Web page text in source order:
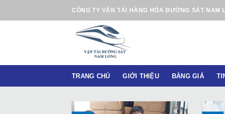
n
CÔNG TY VẬN TẢI HÀNG HÓA ĐƯỜNG SẮT NAM
TRANG CHỦ GIỚI THIỆU BẢNG GIÁ